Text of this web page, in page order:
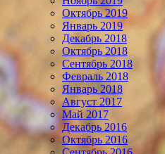
Октябрь 2019
Январь 2019
Декабрь 2018
Октябрь 2018
Сентябрь 2018
Февраль 2018
Январь 2018
Август 2017
Май 2017
Декабрь 2016
Октябрь 2016